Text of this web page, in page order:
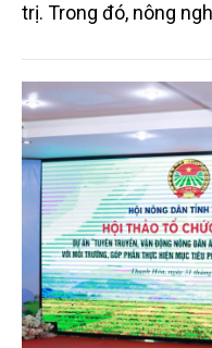
trị. Trong đó, nông
sắc bởi các tiến bộ
toàn cầu, đặc biệt là
bằng 0 (Net-Zero) vào